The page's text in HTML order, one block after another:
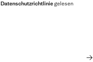
Datenschutzrichtliniegelesen